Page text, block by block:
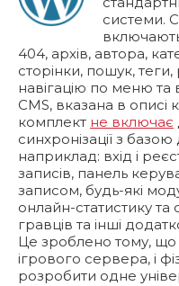
системи.
404, архів, автора,
сторінки, пошук,
навігацію по меню та
CMS, вказана в
комплект не включає
синхронізації з
наприклад: вхід і
записів, панель
записом, будь-які
онлайн-статистику та
гравців та інші
Це зроблено тому, що
ігрового сервера, і
розробити одне